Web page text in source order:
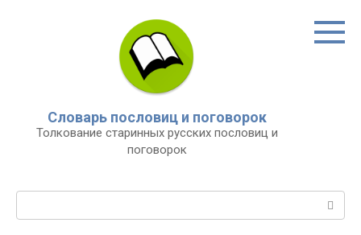
Словарь пословиц и поговорок
Толкование старинных русских пословиц и
поговорок